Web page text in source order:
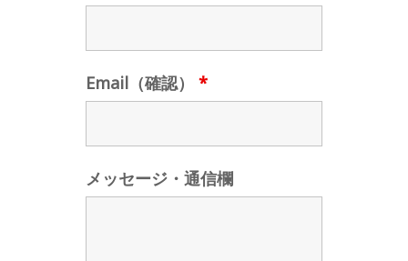
Email（確認） *
メッセージ・通信欄